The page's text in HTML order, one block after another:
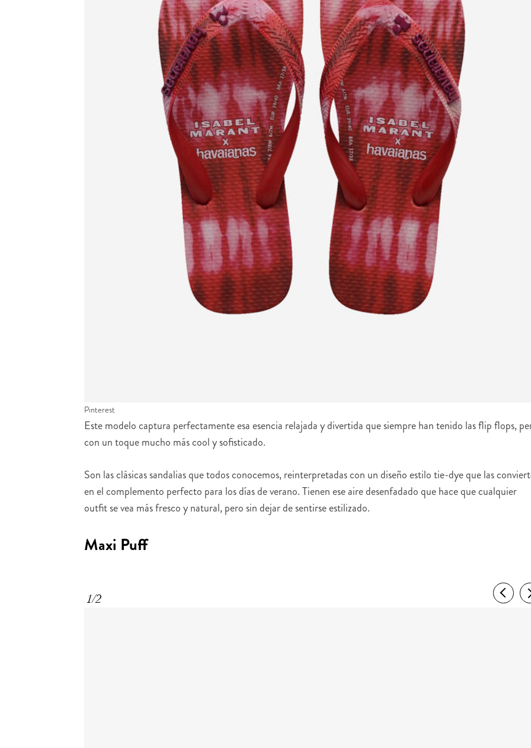
Pinterest
Este modelo captura perfectamente esa esencia relajada y divertida que siempre han tenido las flip flops,
con un toque mucho más cool y sofisticado.
Son las clásicas sandalias que todos conocemos, reinterpretadas con un diseño estilo tie-dye que las
en el complemento perfecto para los días de verano. Tienen ese aire desenfadado que hace que cualquier
outfit se vea más fresco y natural, pero sin dejar de sentirse estilizado.
Maxi Puff
1/2